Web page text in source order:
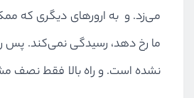
می‌زد. و به ارور‌های دیگری که
ما رخ دهد، رسیدگی نمی‌کند. پس
نشده است. و راه بالا فقط نصف